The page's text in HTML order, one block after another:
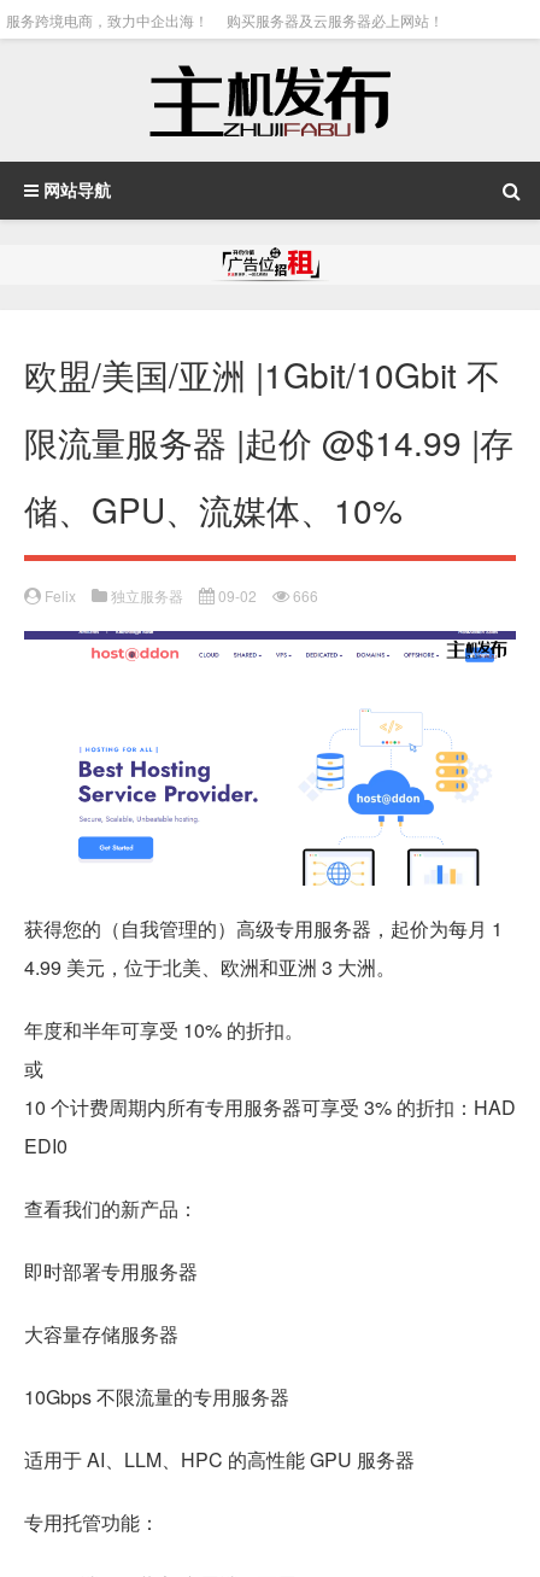
服务跨境电商，致力中企出海！ 购买服务器及云服务器必上网站！
网站导航
欧盟/美国/亚洲 |1Gbit/10Gbit 不
限流量服务器 |起价 @$14.99 |存
储、GPU、流媒体、10%
Felix 独立服务器 09-02 666
获得您的（自我管理的）高级专用服务器，起价为每月 1
4.99 美元，位于北美、欧洲和亚洲 3 大洲。
年度和半年可享受 10% 的折扣。
或
10 个计费周期内所有专用服务器可享受 3% 的折扣：HAD
EDI0
查看我们的新产品：
即时部署专用服务器
大容量存储服务器
10Gbps 不限流量的专用服务器
适用于 AI、LLM、HPC 的高性能 GPU 服务器
专用托管功能：